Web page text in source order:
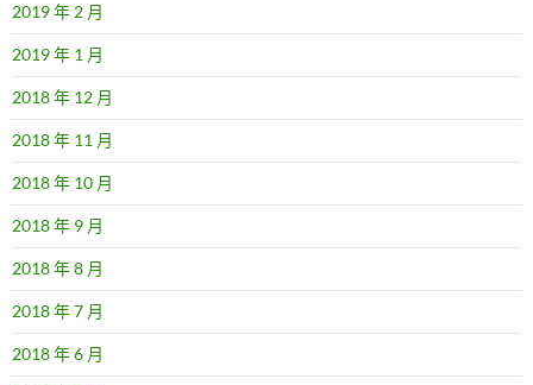
2019 年 2 月
2019 年 1 月
2018 年 12 月
2018 年 11 月
2018 年 10 月
2018 年 9 月
2018 年 8 月
2018 年 7 月
2018 年 6 月